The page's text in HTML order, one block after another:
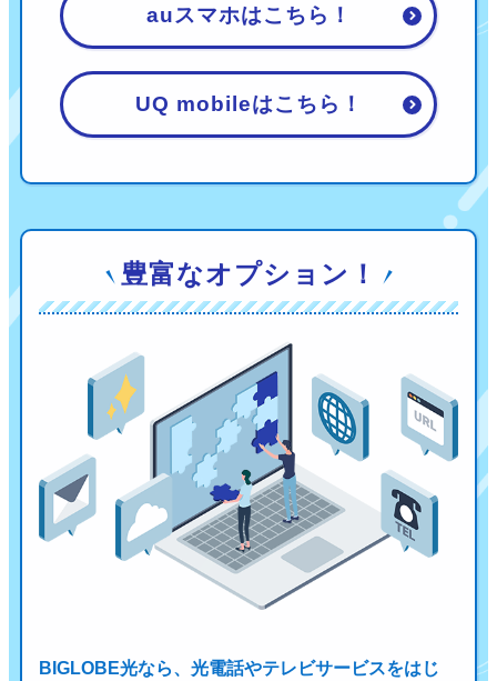
auスマホはこちら！
UQ mobileはこちら！
豊富なオプション！
BIGLOBE光なら、光電話やテレビサービスをはじ